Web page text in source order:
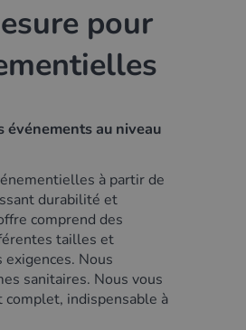
pour
événements au niveau
à partir de
durabilité et
comprend des
tailles et
Nous
sanitaires. Nous vous
complet, indispensable à